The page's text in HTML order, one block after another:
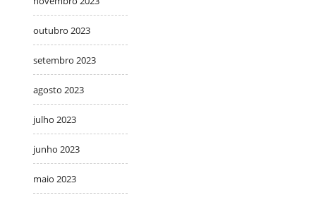
outubro 2023
setembro 2023
agosto 2023
julho 2023
junho 2023
maio 2023